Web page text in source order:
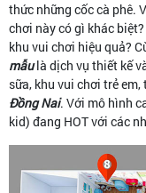
thức những cốc cà phê.
chơi này có gì khác
khu vui chơi hiệu quả?
mẫulà dịch vụ thiết kế
sữa, khu vui chơi trẻ
Đồng Nai. Với mô hình
kid) đang HOT với các